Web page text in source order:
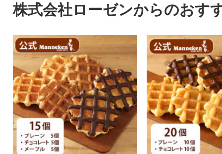
株式会社ローゼンからのおす